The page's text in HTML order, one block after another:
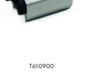
T610900